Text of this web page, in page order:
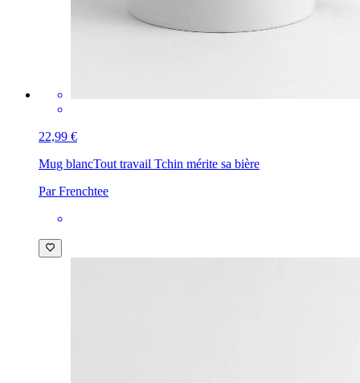
22,99 €
Mug blancTout travail Tchin mérite sa bière
Par Frenchtee